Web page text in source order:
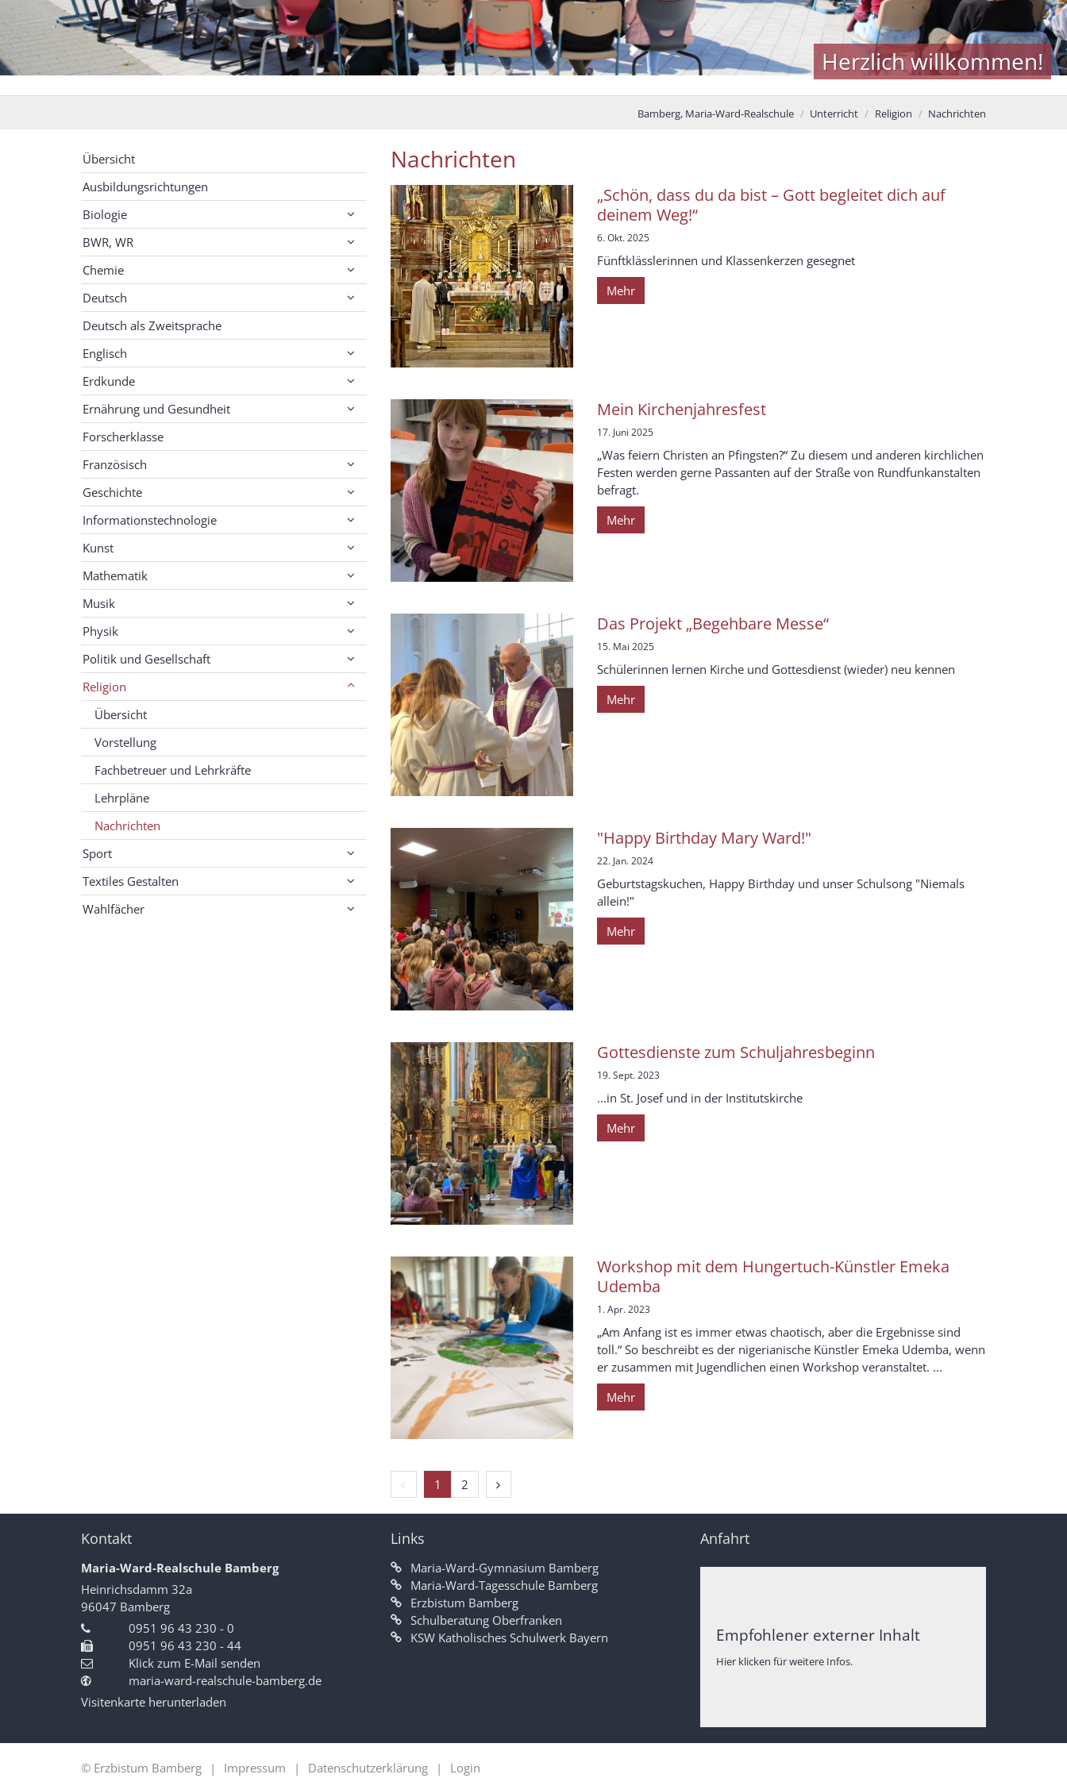
Herzlich willkommen!
Bamberg, Maria-Ward-Realschule Unterricht Religion Nachrichten
Nachrichten
„Schön, dass du da bist – Gott begleitet dich auf
deinem Weg!“
6. Okt. 2025
Fünftklässlerinnen und Klassenkerzen gesegnet
Mehr
Mein Kirchenjahresfest
17. Juni 2025
„Was feiern Christen an Pfingsten?“ Zu diesem und anderen kirchlichen
Festen werden gerne Passanten auf der Straße von Rundfunkanstalten
befragt.
Mehr
Das Projekt „Begehbare Messe“
15. Mai 2025
Schülerinnen lernen Kirche und Gottesdienst (wieder) neu kennen
Mehr
"Happy Birthday Mary Ward!"
22. Jan. 2024
Geburtstagskuchen, Happy Birthday und unser Schulsong "Niemals
allein!"
Mehr
Gottesdienste zum Schuljahresbeginn
19. Sept. 2023
...in St. Josef und in der Institutskirche
Mehr
Workshop mit dem Hungertuch-Künstler Emeka
Udemba
1. Apr. 2023
„Am Anfang ist es immer etwas chaotisch, aber die Ergebnisse sind
toll.“ So beschreibt es der nigerianische Künstler Emeka Udemba, wenn
er zusammen mit Jugendlichen einen Workshop veranstaltet. ...
Mehr
Vorherige Seite
1 2 Nächste Seite
Übersicht
Ausbildungsrichtungen
Biologie
BWR, WR
Chemie
Deutsch
Deutsch als Zweitsprache
Englisch
Erdkunde
Ernährung und Gesundheit
Forscherklasse
Französisch
Geschichte
Informationstechnologie
Kunst
Mathematik
Musik
Physik
Politik und Gesellschaft
Religion
Übersicht
Vorstellung
Fachbetreuer und Lehrkräfte
Lehrpläne
Nachrichten
Sport
Textiles Gestalten
Wahlfächer
Kontakt
Maria-Ward-Realschule Bamberg
Heinrichsdamm 32a
96047 Bamberg
0951 96 43 230 - 0
0951 96 43 230 - 44
Klick zum E-Mail senden
maria-ward-realschule-bamberg.de
Visitenkarte herunterladen
Links
Maria-Ward-Gymnasium Bamberg
Maria-Ward-Tagesschule Bamberg
Erzbistum Bamberg
Schulberatung Oberfranken
KSW Katholisches Schulwerk Bayern
Anfahrt
Empfohlener externer Inhalt
Hier klicken für weitere Infos.
© Erzbistum Bamberg Impressum Datenschutzerklärung Login